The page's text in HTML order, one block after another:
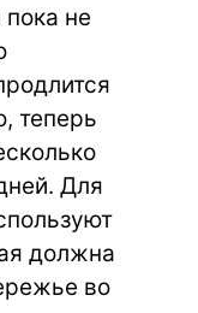
не
теперь
Для
должна
во